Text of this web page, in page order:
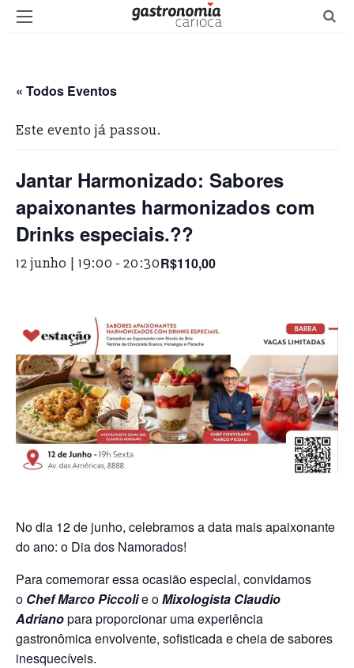
« Todos Eventos
Este evento já passou.
Jantar Harmonizado: Sabores
apaixonantes harmonizados com
Drinks especiais.??
12 junho | 19:00 - 20:30R$110,00
No dia 12 de junho, celebramos a data mais apaixonante
do ano: o Dia dos Namorados!
Para comemorar essa ocasião especial, convidamos
o ChefMarco Piccolie oMixologista Claudio
Adrianopara proporcionar uma experiência
gastronômica envolvente, sofisticada e cheia de sabores
inesquecíveis.